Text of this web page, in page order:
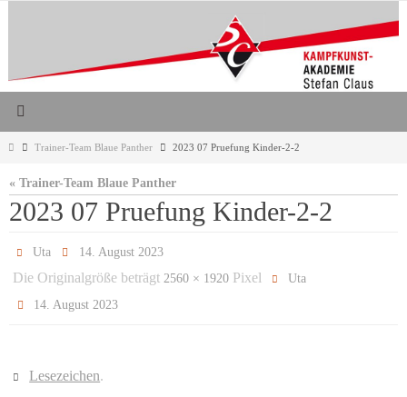
StartTrainer-Team Blaue Panther 2023 07 Pruefung Kinder-2-2
« Trainer-Team Blaue Panther
2023 07 Pruefung Kinder-2-2
Uta 14. August 2023
Die Originalgröße beträgt 2560 × 1920 Pixel
Uta
14. August 2023
Lesezeichen.